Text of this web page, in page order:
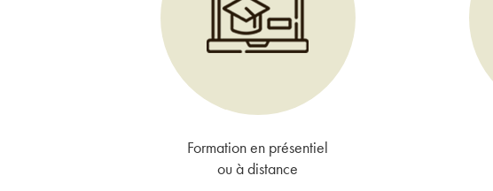
Formation en présentiel
ou à distance